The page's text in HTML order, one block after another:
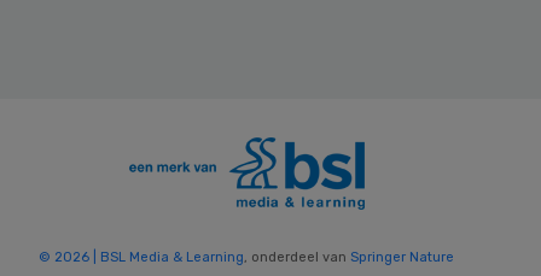
© 2026 | BSL Media & Learning, onderdeel van Springer Nature